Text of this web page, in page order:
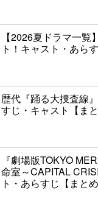
【2026夏ドラマ一覧
ト！キャスト・あら
歴代『踊る大捜査線
すじ・キャスト【まと
『劇場版TOKYO
命室～CAPITAL
ト・あらすじ【まとめ